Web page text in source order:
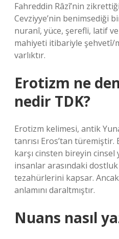
Fahreddin Râzî’nin
Cevziyye’nin benimsediği
nuranî, yüce, şerefli, latif
mahiyeti itibariyle şehvetî/
varlıktır.
Erotizm ne
nedir TDK?
Erotizm kelimesi, antik
tanrısı Eros’tan türemiştir.
karşı cinsten bireyin cinsel
insanlar arasındaki
tezahürlerini kapsar.
anlamını daraltmıştır.
Nuans nasıl